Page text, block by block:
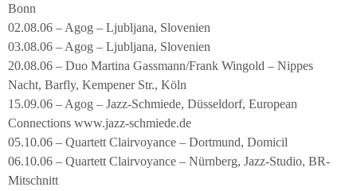
Bonn
02.08.06 – Agog – Ljubljana, Slovenien
03.08.06 – Agog – Ljubljana, Slovenien
20.08.06 – Duo Martina Gassmann/Frank Wingold – Nippes
Nacht, Barfly, Kempener Str., Köln
15.09.06 – Agog – Jazz-Schmiede, Düsseldorf, European
Connections www.jazz-schmiede.de
05.10.06 – Quartett Clairvoyance – Dortmund, Domicil
06.10.06 – Quartett Clairvoyance – Nürnberg, Jazz-Studio, BR-
Mitschnitt